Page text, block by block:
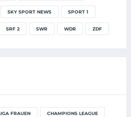
SKY SPORT NEWS SPORT 1
SRF 2 SWR WDR ZDF
FRAUEN CHAMPIONS LEAGUE